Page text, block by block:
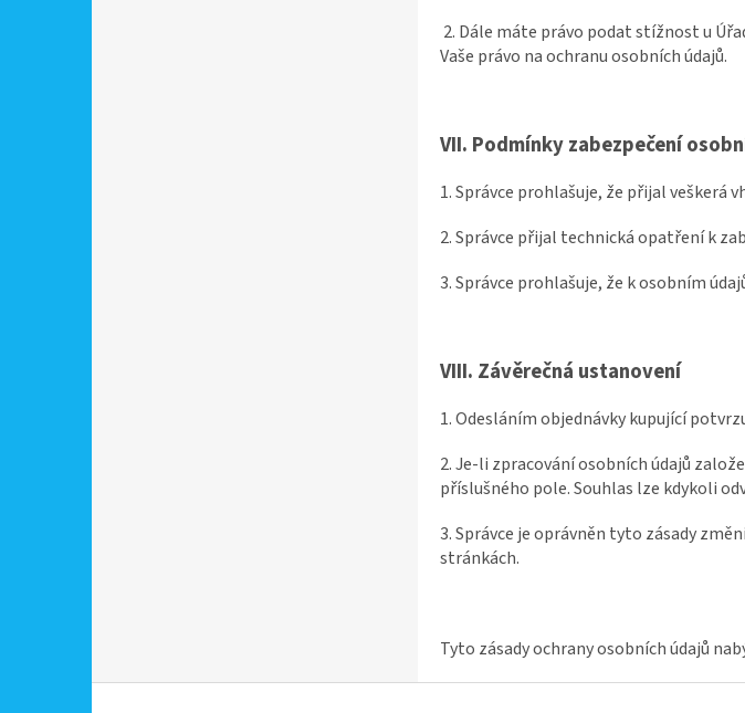
2. Dále máte právo podat stížnost u
Vaše právo na ochranu osobních údajů.
VII. Podmínky zabezpečení
1. Správce prohlašuje, že přijal veškerá
2. Správce přijal technická opatření k
3. Správce prohlašuje, že k osobním
VIII. Závěrečná ustanovení
1. Odesláním objednávky kupující
2. Je-li zpracování osobních údajů
příslušného pole. Souhlas lze kdykoli
3. Správce je oprávněn tyto zásady
stránkách.
Tyto zásady ochrany osobních údajů